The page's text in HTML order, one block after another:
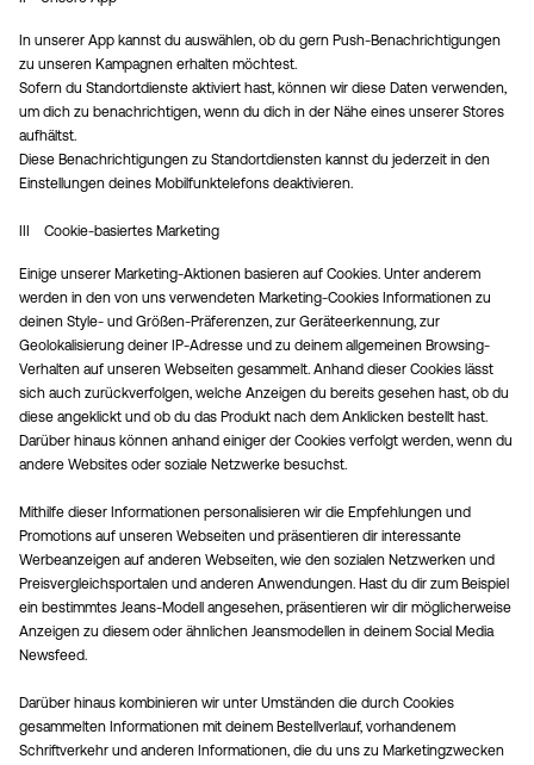
In unserer App kannst du auswählen, ob du gern Push-Benachrichtigungen
zu unseren Kampagnen erhalten möchtest.
Sofern du Standortdienste aktiviert hast, können wir diese Daten verwenden,
um dich zu benachrichtigen, wenn du dich in der Nähe eines unserer Stores
aufhältst.
Diese Benachrichtigungen zu Standortdiensten kannst du jederzeit in den
Einstellungen deines Mobilfunktelefons deaktivieren.
III Cookie-basiertes Marketing
Einige unserer Marketing-Aktionen basieren auf Cookies. Unter anderem
werden in den von uns verwendeten Marketing-Cookies Informationen zu
deinen Style- und Größen-Präferenzen, zur Geräteerkennung, zur
Geolokalisierung deiner IP-Adresse und zu deinem allgemeinen Browsing-
Verhalten auf unseren Webseiten gesammelt. Anhand dieser Cookies lässt
sich auch zurückverfolgen, welche Anzeigen du bereits gesehen hast, ob du
diese angeklickt und ob du das Produkt nach dem Anklicken bestellt hast.
Darüber hinaus können anhand einiger der Cookies verfolgt werden, wenn du
andere Websites oder soziale Netzwerke besuchst.
Mithilfe dieser Informationen personalisieren wir die Empfehlungen und
Promotions auf unseren Webseiten und präsentieren dir interessante
Werbeanzeigen auf anderen Webseiten, wie den sozialen Netzwerken und
Preisvergleichsportalen und anderen Anwendungen. Hast du dir zum Beispiel
ein bestimmtes Jeans-Modell angesehen, präsentieren wir dir möglicherweise
Anzeigen zu diesem oder ähnlichen Jeansmodellen in deinem Social Media
Newsfeed.
Darüber hinaus kombinieren wir unter Umständen die durch Cookies
gesammelten Informationen mit deinem Bestellverlauf, vorhandenem
Schriftverkehr und anderen Informationen, die du uns zu Marketingzwecken